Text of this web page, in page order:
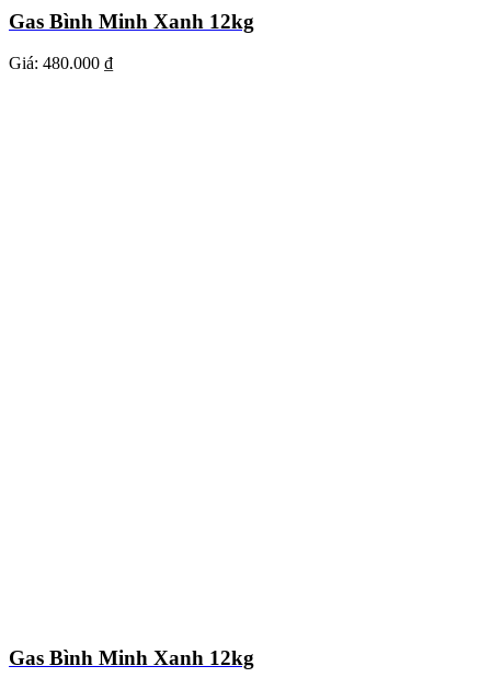
Gas Bình Minh Xanh 12kg
Giá: 480.000 ₫
Gas Bình Minh Xanh 12kg